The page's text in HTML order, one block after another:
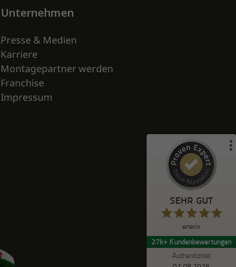
Unternehmen
Presse & Medien
Karriere
Montagepartner werden
Franchise
Impressum
SEHR GUT
enerix
27k+ Kundenbewertungen
Authentizität
23k+
Bewertungen auf
ProvenExpert.com
Blick aufs ProvenExpert-Profil werfen
Anonym
kompetenter schneller Service